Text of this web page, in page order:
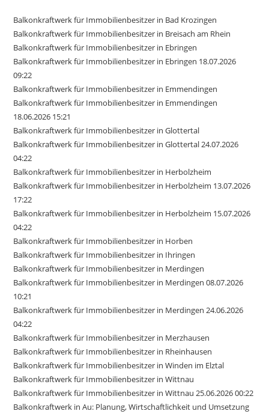
Balkonkraftwerk für Immobilienbesitzer in Bad Krozingen
Balkonkraftwerk für Immobilienbesitzer in Breisach am Rhein
Balkonkraftwerk für Immobilienbesitzer in Ebringen
Balkonkraftwerk für Immobilienbesitzer in Ebringen 18.07.2026
09:22
Balkonkraftwerk für Immobilienbesitzer in Emmendingen
Balkonkraftwerk für Immobilienbesitzer in Emmendingen
18.06.2026 15:21
Balkonkraftwerk für Immobilienbesitzer in Glottertal
Balkonkraftwerk für Immobilienbesitzer in Glottertal 24.07.2026
04:22
Balkonkraftwerk für Immobilienbesitzer in Herbolzheim
Balkonkraftwerk für Immobilienbesitzer in Herbolzheim 13.07.2026
17:22
Balkonkraftwerk für Immobilienbesitzer in Herbolzheim 15.07.2026
04:22
Balkonkraftwerk für Immobilienbesitzer in Horben
Balkonkraftwerk für Immobilienbesitzer in Ihringen
Balkonkraftwerk für Immobilienbesitzer in Merdingen
Balkonkraftwerk für Immobilienbesitzer in Merdingen 08.07.2026
10:21
Balkonkraftwerk für Immobilienbesitzer in Merdingen 24.06.2026
04:22
Balkonkraftwerk für Immobilienbesitzer in Merzhausen
Balkonkraftwerk für Immobilienbesitzer in Rheinhausen
Balkonkraftwerk für Immobilienbesitzer in Winden im Elztal
Balkonkraftwerk für Immobilienbesitzer in Wittnau
Balkonkraftwerk für Immobilienbesitzer in Wittnau 25.06.2026 00:22
Balkonkraftwerk in Au: Planung, Wirtschaftlichkeit und Umsetzung